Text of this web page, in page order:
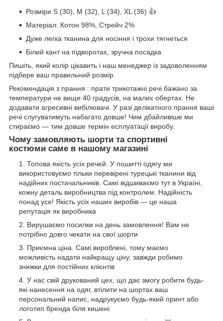
Розміри S (30), M (32), L (34), XL (36) 👍
Матеріал: Котон 98%, Стрейч 2%
Дуже легка тканина для носіння і трохи тягнеться
Білий кант на підворотах, зручна посадка
Пишіть, який колір цікавить і наш менеджер із задоволенням
підбере ваш правильний розмір.
Рекомендація з прання : прати трикотажні речі бажано за
температури не вище 40 градусів, на малих обертах. Не
додавати агресивні вибілювачі. У разі делікатного прання ваші
речі слугуватимуть набагато довше! Чим дбайливіше ми
стираємо — тим довше термін есплуатації виробу.
Чому замовляють шорти та спортивні
костюми саме в нашому магазині
Топова якість усіх речей. У пошитті одягу ми
використовуємо тільки перевірені турецькі тканини від
надійних постачальників. Самі відшиваємо тут в Україні,
кожну деталь виробництва під контролем. Надійність
понад усе! Якість усіх наших виробів — це наша
репутація як виробника
Вирушаємо посилки на день замовлення! Вам не
потрібно довго чекати на свої шорти
Приємна ціна. Самі вироблені, тому маємо
можливість надати найкращу ціну, завжди робимо
знижки для постійних клієнтів
У нас свій друкований цех, що дає змогу робити будь-
які нанесення на одяг, втілити на шортах ваш
персональний напис, надрукуємо будь-який принт або
логотип бренда біля кишені